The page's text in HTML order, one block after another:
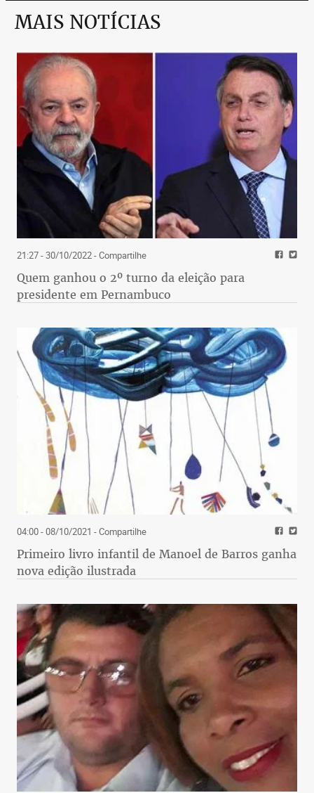
MAIS NOTÍCIAS
21:27 - 30/10/2022- Compartilhe
Quem ganhou o 2º turno da eleição para
presidente em Pernambuco
04:00 - 08/10/2021 - Compartilhe
Primeiro livro infantil de Manoel de Barros ganha
nova edição ilustrada